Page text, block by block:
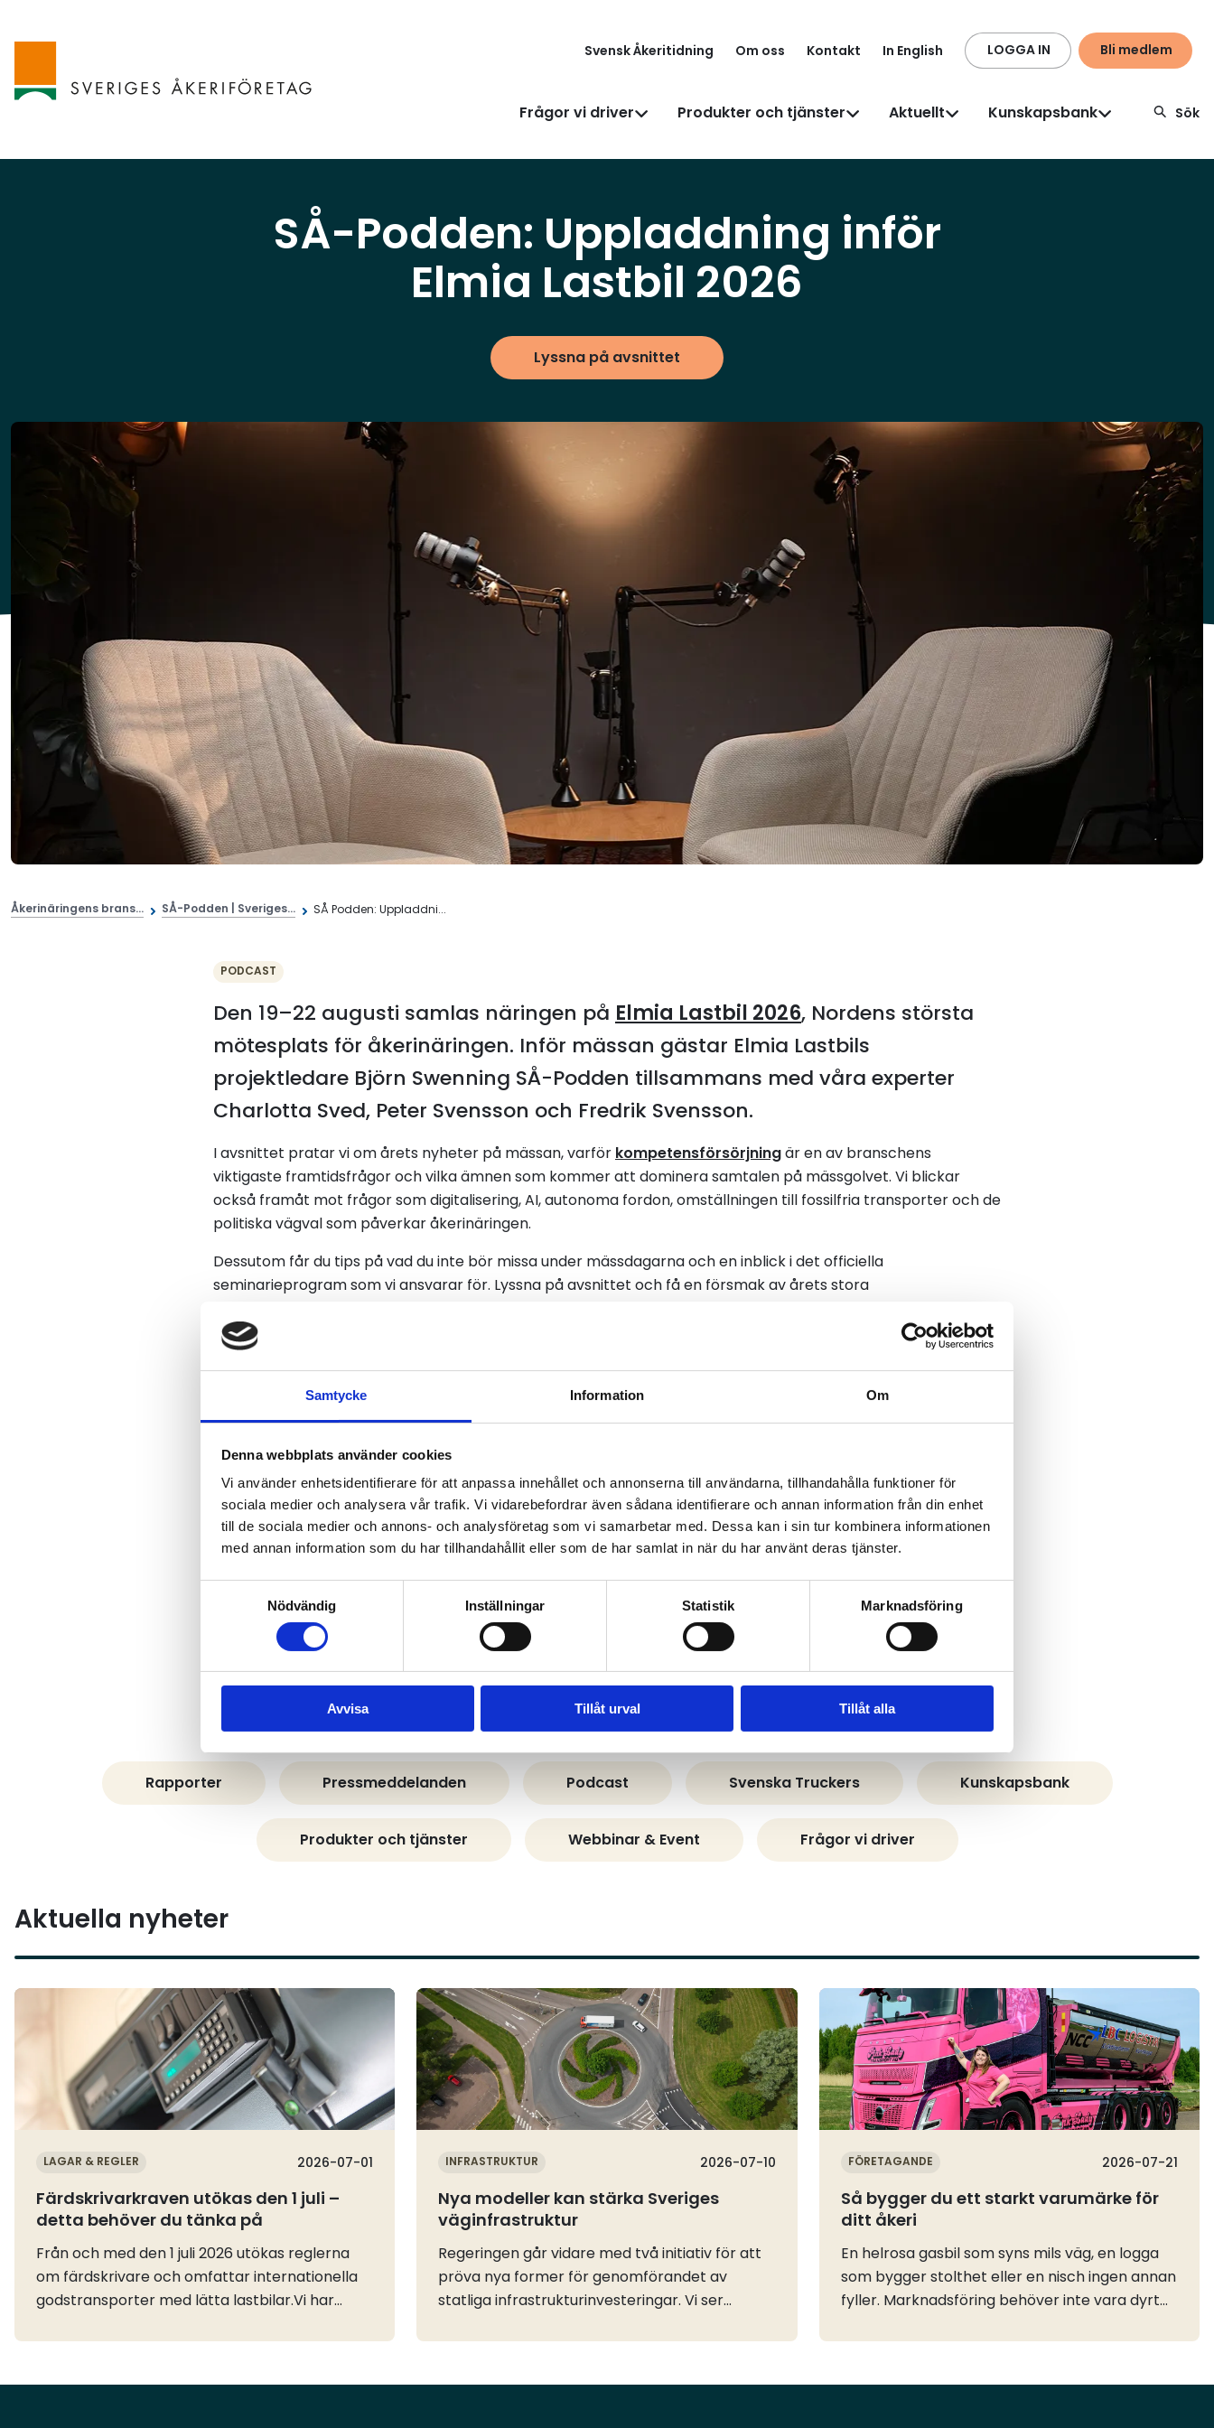
Samtycke Information Om
Denna webbplats använder cookies
Vi använder enhetsidentifierare för att anpassa innehållet och annonserna till användarna, tillhandahålla funktioner för
sociala medier och analysera vår trafik. Vi vidarebefordrar även sådana identifierare och annan information från din enhet
till de sociala medier och annons- och analysföretag som vi samarbetar med. Dessa kan i sin tur kombinera informationen
med annan information som du har tillhandahållit eller som de har samlat in när du har använt deras tjänster.
Nödvändig
Inställningar Statistik Marknadsföring
Avvisa Tillåt urval Tillåt alla
Svensk Åkeritidning Om oss Kontakt In English LOGGA IN Bli medlem
Frågor vi driver Produkter och tjänster Aktuellt Kunskapsbank Sök
SÅ-Podden: Uppladdning inför
Elmia Lastbil 2026
Lyssna på avsnittet
Åkerinäringens brans... SÅ-Podden | Sveriges... SÅ Podden: Uppladdni...
PODCAST
Den 19–22 augusti samlas näringen på Elmia Lastbil 2026, Nordens största
mötesplats för åkerinäringen. Inför mässan gästar Elmia Lastbils
projektledare Björn Swenning SÅ-Podden tillsammans med våra experter
Charlotta Sved, Peter Svensson och Fredrik Svensson.
I avsnittet pratar vi om årets nyheter på mässan, varför kompetensförsörjningär en av branschens
viktigaste framtidsfrågor och vilka ämnen som kommer att dominera samtalen på mässgolvet. Vi blickar
också framåt mot frågor som digitalisering, AI, autonoma fordon, omställningen till fossilfria transporter och de
politiska vägval som påverkar åkerinäringen.
Dessutom får du tips på vad du inte bör missa under mässdagarna och en inblick i det officiella
seminarieprogram som vi ansvarar för. Lyssna på avsnittet och få en försmak av årets stora
Lyssna på avsnittet
Följ med i diskussionen om de viktigaste frågorna för åkerinäringen. Direkt från branschens egna
experter.
Upptäck mer aktuellt
Rapporter Pressmeddelanden Podcast Svenska Truckers Kunskapsbank
Produkter och tjänster Webbinar & Event Frågor vi driver
Aktuella nyheter
LAGAR & REGLER 2026-07-01
Färdskrivarkraven utökas den 1 juli –
detta behöver du tänka på
Från och med den 1 juli 2026 utökas reglerna
om färdskrivare och omfattar internationella
godstransporter med lätta lastbilar.Vi har
vägledning och Transportstyrelsens
Läs mer
INFRASTRUKTUR 2026-07-10
Nya modeller kan stärka Sveriges
väginfrastruktur
Regeringen går vidare med två initiativ för att
pröva nya former för genomförandet av
statliga infrastrukturinvesteringar. Vi ser
arbetssätt som kan korta ledtider, stärka
Läs mer
FÖRETAGANDE 2026-07-21
Så bygger du ett starkt varumärke för
ditt åkeri
En helrosa gasbil som syns mils väg, en logga
som bygger stolthet eller en nisch ingen annan
fyller. Marknadsföring behöver inte vara dyrt
speciellt i uppstarten av ditt eget åkeri. Våra
Läs mer